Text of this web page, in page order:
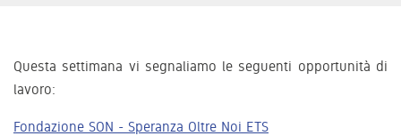
Questa settimana vi segnaliamo le seguenti opportunità di
lavoro:
Fondazione SON - Speranza Oltre Noi ETS